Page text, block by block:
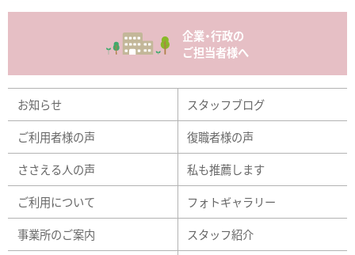
企業・行政の
ご担当者様へ
お知らせ
スタッフブログ
ご利用者様の声
復職者様の声
ささえる人の声
私も推薦します
ご利用について
フォトギャラリー
事業所のご案内
スタッフ紹介